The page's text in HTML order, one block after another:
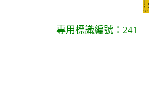
專用標識編號：241